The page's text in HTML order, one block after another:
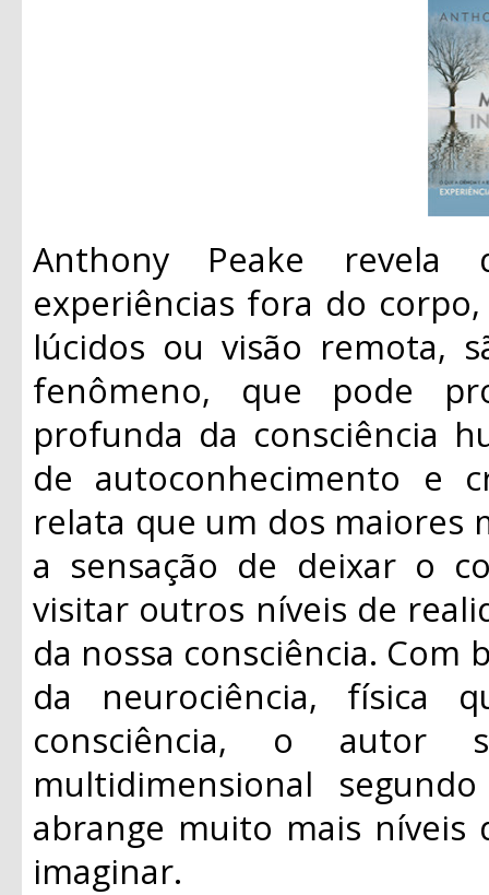
Anthony Peake
experiências fora do
lúcidos ou visão remota,
fenômeno, que pode
profunda da consciência
de autoconhecimento e
relata que um dos maiores
a sensação de deixar o
visitar outros níveis de
da nossa consciência. Com
da neurociência, física
consciência, o autor
multidimensional
abrange muito mais níveis
imaginar.